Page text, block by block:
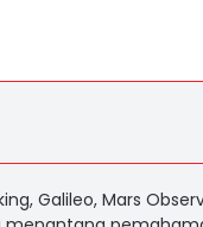
Galileo, Mars